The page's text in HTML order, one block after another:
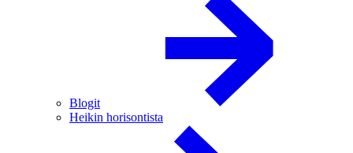
Blogit
Heikin horisontista